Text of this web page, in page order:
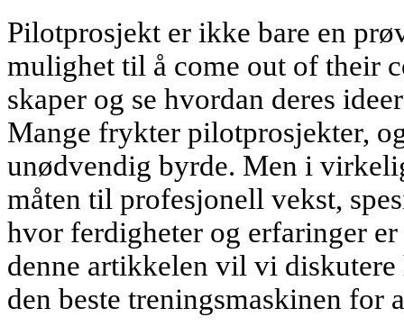
Pilotprosjekt er ikke bare en
mulighet til å come out of their
skaper og se hvordan deres
Mange frykter pilotprosjekter,
unødvendig byrde. Men i
måten til profesjonell vekst,
hvor ferdigheter og erfaringer
denne artikkelen vil vi
den beste treningsmaskinen for